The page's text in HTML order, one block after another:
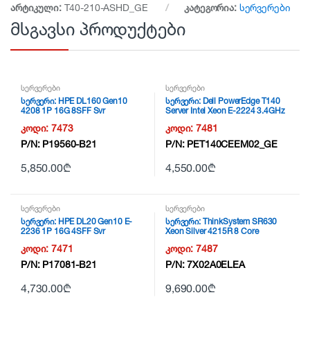
არტიკული: T40-210-ASHD_GE კატეგორია: სერვერები
მსგავსი პროდუქტები
სერვერები
სერვერი: HPE DL160 Gen10
4208 1P 16G 8SFF Svr
კოდი:7473
P/N: P19560-B21
5,850.00₾
სერვერები
სერვერი: Dell PowerEdge T140
Server Intel Xeon E-2224 3.4GHz
კოდი:7481
P/N: PET140CEEM02_GE
4,550.00₾
სერვერები
სერვერი: HPE DL20 Gen10 E-
2236 1P 16G 4SFF Svr
კოდი:7471
P/N: P17081-B21
4,730.00₾
სერვერები
სერვერი: ThinkSystem SR630
Xeon Silver 4215R 8 Core
კოდი:7487
P/N:7X02A0ELEA
9,690.00₾